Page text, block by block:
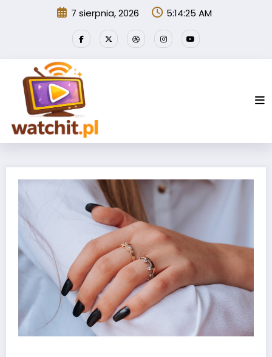
7 sierpnia, 2026 5:14:25 AM